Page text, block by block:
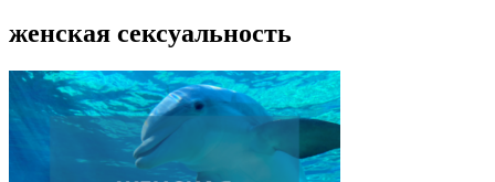
женская сексуальность